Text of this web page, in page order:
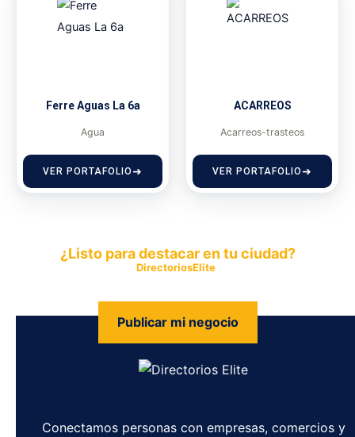
Ferre Aguas La 6a
Agua
VER PORTAFOLIO
ACARREOS
Acarreos-trasteos
VER PORTAFOLIO
¿Listo para destacar en tu ciudad?
DirectoriosElite
Publicar mi negocio
Conectamos personas con empresas, comercios y